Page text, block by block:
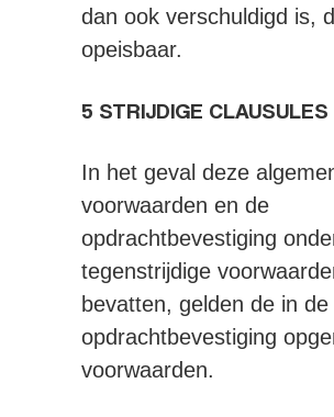
dan ook verschuldigd is,
opeisbaar.
5 STRIJDIGE CLAUSULES
In het geval deze
voorwaarden en de
opdrachtbevestiging
tegenstrijdige
bevatten, gelden de in de
opdrachtbevestiging
voorwaarden.